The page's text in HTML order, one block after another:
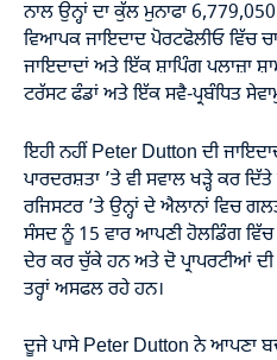
ਨਾਲ ਉਨ੍ਹਾਂ ਦਾ ਕੁੱਲ ਮੁਨਾਫਾ
ਵਿਆਪਕ ਜਾਇਦਾਦ ਪੋਰਟਫੋਲੀਓ ਵਿੱਚ
ਜਾਇਦਾਦਾਂ ਅਤੇ ਇੱਕ ਸ਼ਾਪਿੰਗ ਪਲਾਜ਼ਾ
ਟਰੱਸਟ ਫੰਡਾਂ ਅਤੇ ਇੱਕ ਸਵੈ-ਪ੍ਰਬੰਧਿਤ
ਇਹੀ ਨਹੀਂ Peter Dutton ਦੀ
ਪਾਰਦਰਸ਼ਤਾ ’ਤੇ ਵੀ ਸਵਾਲ ਖੜ੍ਹੇ ਕਰ
ਰਜਿਸਟਰ ’ਤੇ ਉਨ੍ਹਾਂ ਦੇ ਐਲਾਨਾਂ
ਸੰਸਦ ਨੂੰ 15 ਵਾਰ ਆਪਣੀ ਹੋਲਡਿੰਗ
ਦੇਰ ਕਰ ਚੁੱਕੇ ਹਨ ਅਤੇ ਦੋ ਪ੍ਰਾਪਰਟੀਆਂ ਦੀ
ਤਰ੍ਹਾਂ ਅਸਫਲ ਰਹੇ ਹਨ।
ਦੂਜੇ ਪਾਸੇ Peter Dutton ਨੇ ਆਪਣਾ